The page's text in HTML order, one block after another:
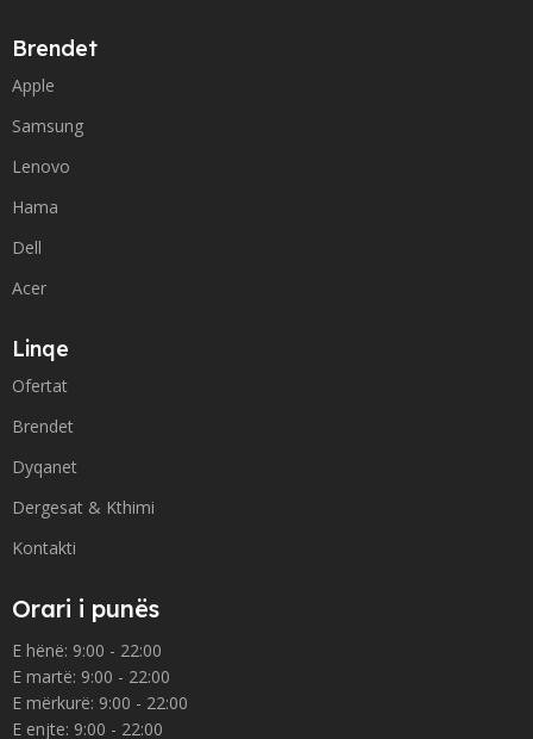
Brendet
Apple
Samsung
Lenovo
Hama
Dell
Acer
Linqe
Ofertat
Brendet
Dyqanet
Dergesat & Kthimi
Kontakti
Orari i punës
E hënë: 9:00 - 22:00
E martë: 9:00 - 22:00
E mërkurë: 9:00 - 22:00
E enjte: 9:00 - 22:00